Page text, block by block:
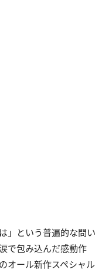
」という普遍的な問い
で包み込んだ感動作
オール新作スペシャル